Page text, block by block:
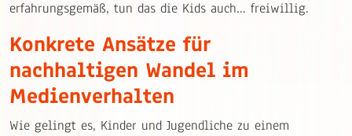
erfahrungsgemäß, tun das die Kids auch… freiwillig.
Konkrete Ansätze für
nachhaltigen Wandel im
Medienverhalten
Wie gelingt es, Kinder und Jugendliche zu einem